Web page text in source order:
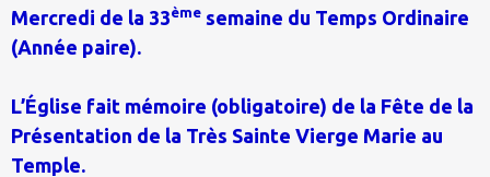
Mercredi de la 33ème semaine du Temps Ordinaire
(Année paire).
L’Église fait mémoire (obligatoire) de la Fête de la
Présentation de la Très Sainte Vierge Marie au
Temple.